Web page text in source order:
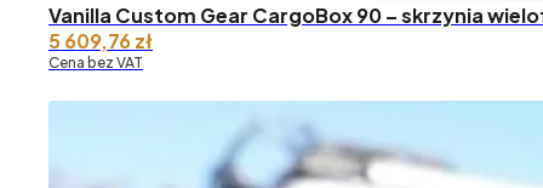
Vanilla Custom Gear CargoBox 90 – skrzynia
5 609,76zł
Cena bez VAT